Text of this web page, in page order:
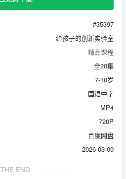
#35397
给孩子的创新实验室
精品课程
全20集
7-10岁
国语中字
MP4
720P
百度网盘
2026-03-09
THE END